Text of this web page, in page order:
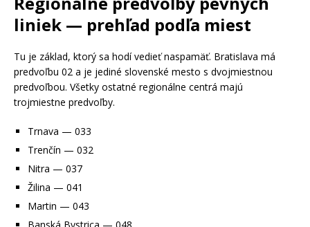
liniek — prehľad podľa miest
Tu je základ, ktorý sa hodí vedieť naspamäť. Bratislava má
predvoľbu 02 a je jediné slovenské mesto s dvojmiestnou
predvoľbou. Všetky ostatné regionálne centrá majú
trojmiestne predvoľby.
Trnava — 033
Trenčín — 032
Nitra — 037
Žilina — 041
Martin — 043